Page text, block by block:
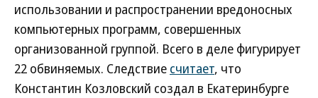
использовании и распространении вредоносных
компьютерных программ, совершенных
организованной группой. Всего в деле фигурирует
22 обвиняемых. Следствие считает, что
Константин Козловский создал в Екатеринбурге